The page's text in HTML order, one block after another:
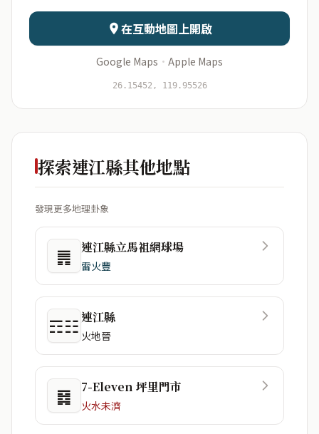
日期 出生時辰
資料僅用於即時分析，不會儲存於伺服器
在互動地圖上開啟
Google Maps · Apple Maps
26.15452, 119.95526
探索連江縣其他地點
發現更多地理卦象
䷠ 連江縣立馬祖網球場
雷火豐
☶☷連江縣
火地晉
䷿ 7-Eleven 坪里門市
火水未濟